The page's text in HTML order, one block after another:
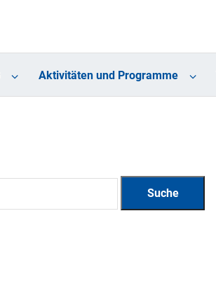
Aktivitäten und Programme